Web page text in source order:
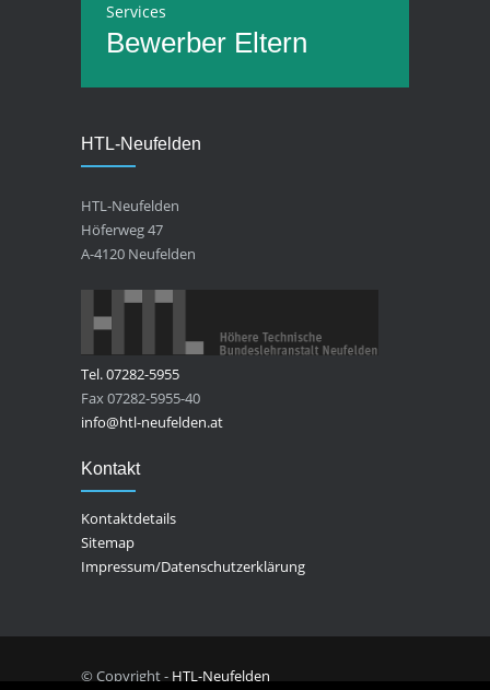
Services
Bewerber Eltern
HTL-Neufelden
HTL-Neufelden
Höferweg 47
A-4120 Neufelden
Tel. 07282-5955
Fax 07282-5955-40
info@htl-neufelden.at
Kontakt
Kontaktdetails
Sitemap
Impressum/Datenschutzerklärung
© Copyright - HTL-Neufelden